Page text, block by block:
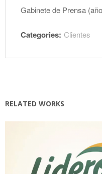
Gabinete de Prensa
Categories: Clientes
RELATED WORKS